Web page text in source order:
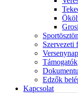
Szervezeti
Támogatók
Edzők
Kapcsolat